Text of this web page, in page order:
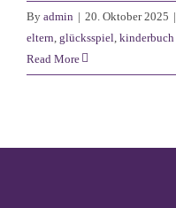
By admin | 20. Oktober 2025 |
eltern glücksspiel kinderbuch
Read More